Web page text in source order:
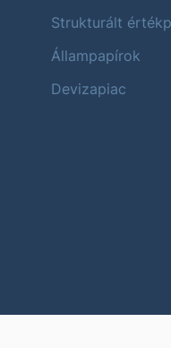
Strukturált
Állampapírok
Devizapiac